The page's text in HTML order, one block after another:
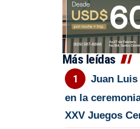
Más leídas
Juan Luis
en la
XXV Juegos